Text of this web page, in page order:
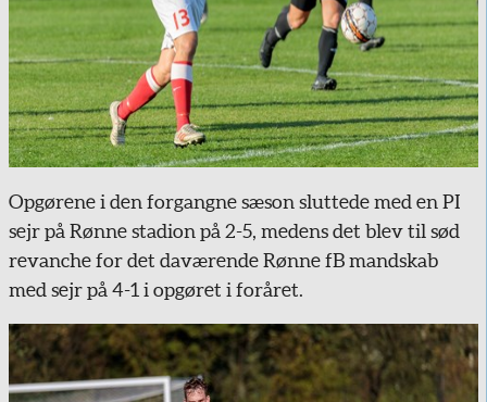
Opgørene i den forgangne sæson sluttede med en PI
sejr på Rønne stadion på 2-5, medens det blev til sød
revanche for det daværende Rønne fB mandskab
med sejr på 4-1 i opgøret i foråret.